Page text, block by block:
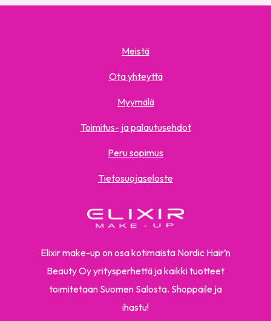
Elixir make-up on osa kotimaista Nordic Hair’n
Beauty Oy yritysperhettä ja kaikki tuotteet
toimitetaan Suomen Salosta. Shoppaile ja
ihastu!
Meistä
Ota yhteyttä
Myymälä
Toimitus- ja palautusehdot
Peru sopimus
Tietosuojaseloste